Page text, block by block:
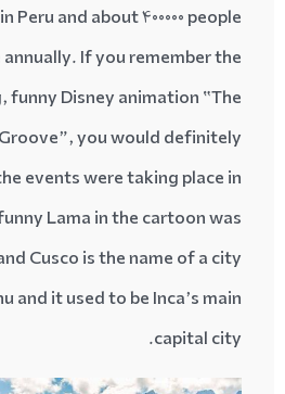
and about 400000 people
If you remember the
Disney animation “The
you would definitely
events were taking place in
Lama in the cartoon was
Cusco is the name of a city
and it used to be Inca’s main
capital city.